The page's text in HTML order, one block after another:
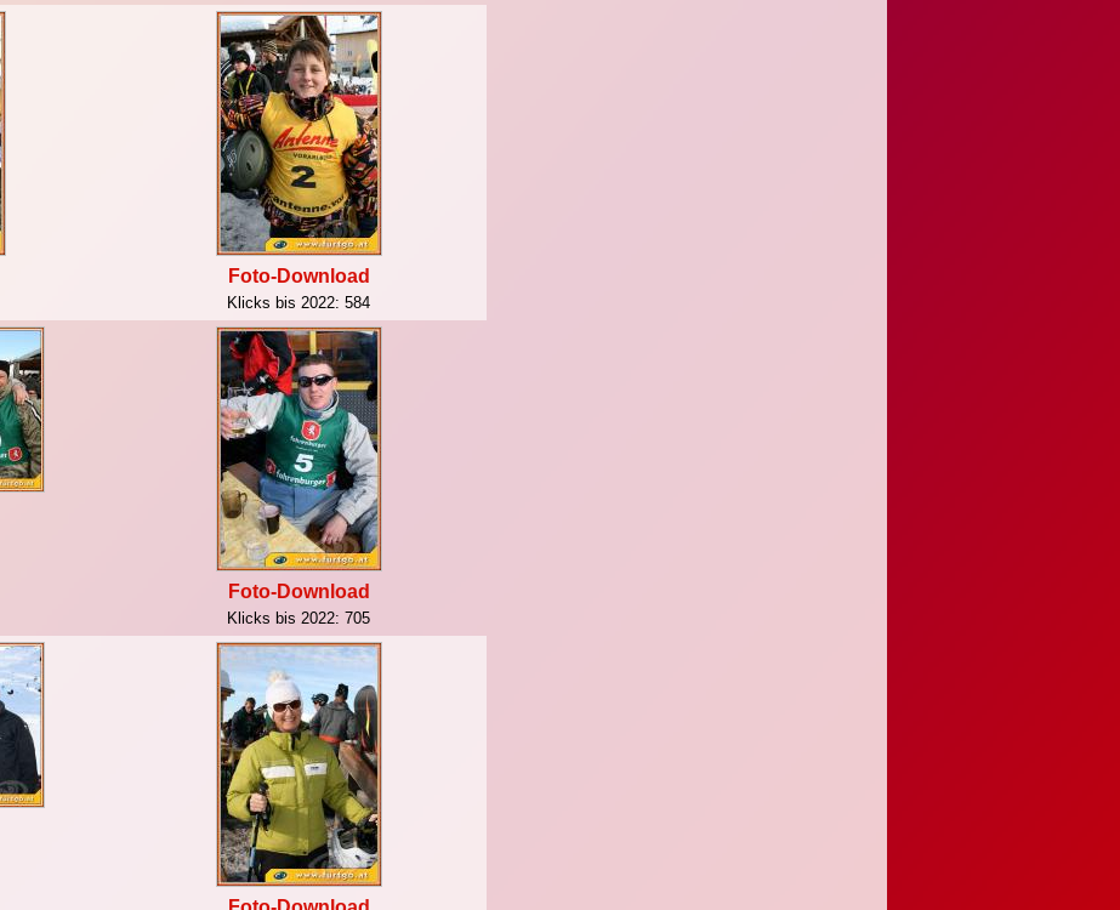
Foto-Download
Klicks bis 2022: 584
Foto-Download
Klicks bis 2022: 705